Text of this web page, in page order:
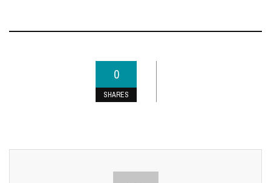
0
SHARES